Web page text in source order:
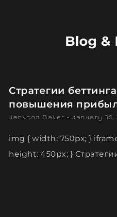
Blog &
Стратегии
повышения
Jackson Baker January 30,
img { width: 750px; }
height: 450px; }